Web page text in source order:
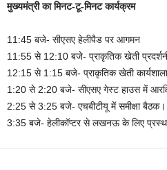
मुख्यमंत्री का मिनट-टू-मिनट कार्यक्रम
11:45 बजे- सीएसए हेलीपैड पर आगमन
11:55 से 12:10 बजे- प्राकृतिक खेती
12:15 से 1:15 बजे- प्राकृतिक खेती कार्यशाला
1:20 से 2:20 बजे- सीएसए गेस्ट हाउस में
2:25 से 3:25 बजे- एचबीटीयू में समीक्षा बैठक।
3:35 बजे- हेलीकॉप्टर से लखनऊ के लिए